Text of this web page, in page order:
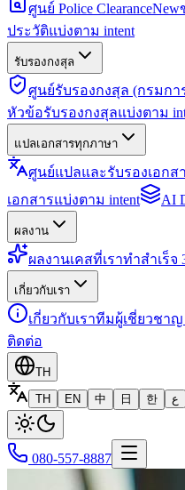
ศูนย์ Police ClearanceNew
ประวัติแบ่งตาม intent
รับรองกงสุล
ศูนย์รับรองกงสุล (กรมกา
หัวข้อรับรองกงสุลแบ่งตาม
แปลเอกสารทุกภาษา
ศูนย์แปลและรับรองเอกส
เอกสารแบ่งตาม intent
AI
ผลงาน
ผลงานเคสที่เราทำสำเร็จ
เกี่ยวกับเรา
เกี่ยวกับเราทีมผู้เชี่ยวชาญ
ติดต่อ
TH
TH
EN 中 日 한 ع
080-557-8887